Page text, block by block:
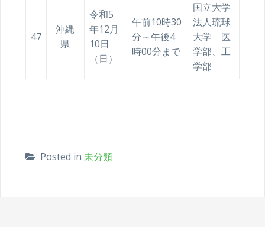
47
沖縄
県
令和5
年12月
10日
（日）
午前10時30
分～午後4
時00分まで
国立大学
法人琉球
大学 医
学部、工
学部
Posted in 未分類